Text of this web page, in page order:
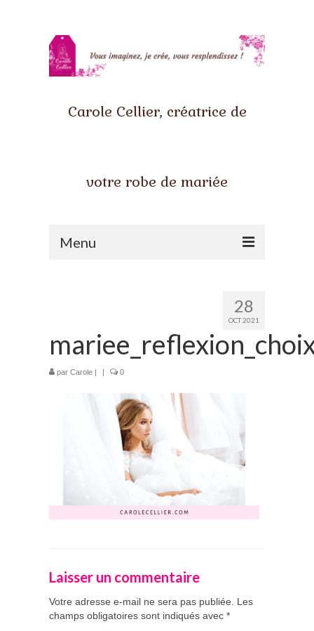
Carole Cellier, créatrice de
votre robe de mariée
Menu
Prestations
La mariée audacieuse
La mariée astucieuse
L’invitée intrépide
28
OCT 2021
par Carole | | 0
Laisser un commentaire
Votre adresse e-mail ne sera pas publiée.
Les
champs obligatoires sont indiqués avec *